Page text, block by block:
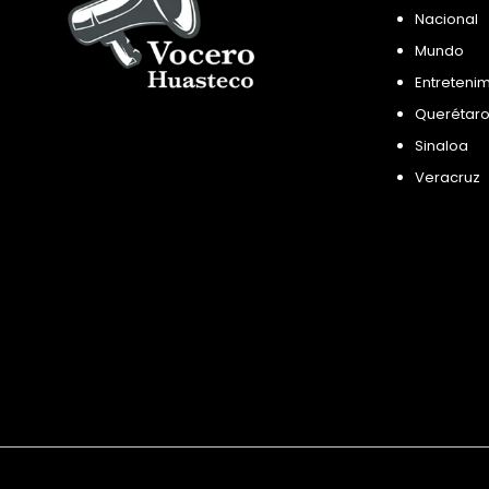
Nacional
Mundo
Querétaro
Sinaloa
Veracruz